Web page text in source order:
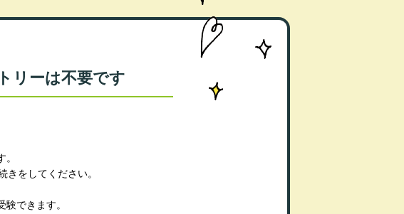
リーは不要です
をしてください。
できます。